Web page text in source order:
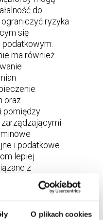
O plikach cookies
do
ryzyka
się
ma również
oraz
pomiędzy
i podatkowe
lepiej
z
skuteczniej
na kolejne